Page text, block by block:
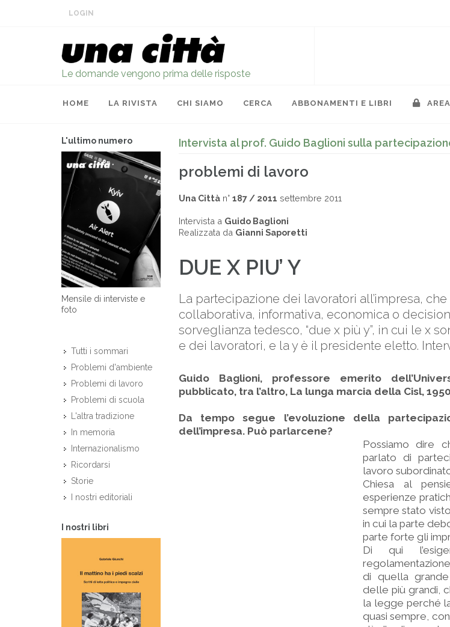
LOGIN
Le domande vengono prima delle risposte
HOME LA RIVISTA CHI SIAMO CERCA ABBONAMENTI E LIBRI
L'ultimo numero
Mensile di interviste e
foto
Tutti i sommari
Problemi d'ambiente
Problemi di lavoro
Problemi di scuola
L'altra tradizione
In memoria
Internazionalismo
Ricordarsi
Storie
I nostri editoriali
I nostri libri
Intervista al prof. Guido Baglioni sulla
problemi di lavoro
Una Città n° 187 / 2011 settembre 2011
Intervista a Guido Baglioni
Realizzata da Gianni Saporetti
DUE X PIU’ Y
La partecipazione dei lavoratori all’impresa,
collaborativa, informativa, economica o
sorveglianza tedesco, “due x più y”, in cui le x
e dei lavoratori, e la y è il presidente eletto.
Guido Baglioni, professore emerito
pubblicato, tra l’altro, La lunga marcia della Cisl,
Da tempo segue l’evoluzione della
dell’impresa. Può parlarcene?
Possiamo dire
parlato di
lavoro
Chiesa al
esperienze
sempre stato
in cui la parte
parte forte gli
Di qui
di quella
delle più grandi,
la legge perché
quasi sempre,